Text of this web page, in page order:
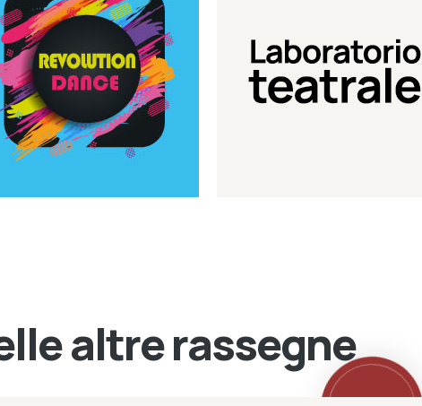
Revolution Dance
Rassegna di danza
contemporanea – I Edizione
Continua
Laboratorio di teatro del
Teatro Eduardo de Filippo
altre rassegne